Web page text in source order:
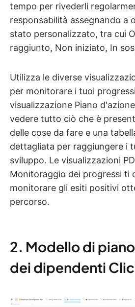
tempo per rivederli
responsabilità assegnando a
stato personalizzato, tra cui
raggiunto, Non iniziato, In
Utilizza le diverse
per monitorare i tuoi
visualizzazione Piano
vedere tutto ciò che è
delle cose da fare e una
dettagliata per raggiungere i
sviluppo. Le visualizzazioni
Monitoraggio dei progressi ti
monitorare gli esiti positivi
percorso.
2. Modello di
dei dipendenti